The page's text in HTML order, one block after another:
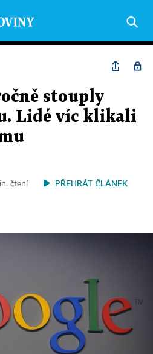
stouply
Lidé víc klikali
čtení PŘEHRÁT ČLÁNEK